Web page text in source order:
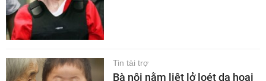
Tin tài trợ
Bà nội nằm liệt lở loét da hoại